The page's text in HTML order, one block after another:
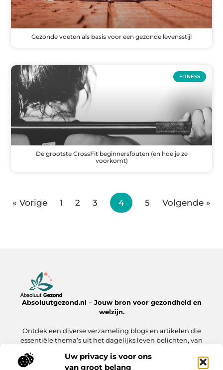
Uw privacy is voor ons
van groot belang
Gezonde voeten als basis voor een gezonde levensstijl
FITNESS
De grootste CrossFit beginnersfouten (en hoe je ze
voorkomt)
« Vorige 1 2 3 4 5 Volgende »
Absoluutgezond.nl – Jouw bron voor gezondheid en
welzijn.
Ontdek een diverse verzameling blogs en artikelen die
essentiële thema’s uit het dagelijks leven belichten, van